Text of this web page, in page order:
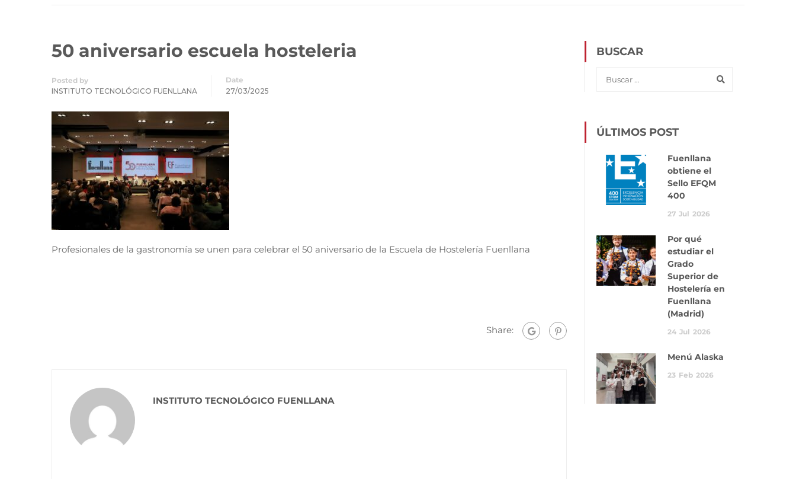
50 aniversario escuela hosteleria
Posted by
INSTITUTO TECNOLÓGICO FUENLLANA
Date
27/03/2025
Profesionales de la gastronomía se unen para celebrar el 50 aniversario de la Escuela de Hostelería Fuenllana
Share:
INSTITUTO TECNOLÓGICO FUENLLANA
BUSCAR
ÚLTIMOS POST
Fuenllana
obtiene el
Sello EFQM
400
27 Jul 2026
Por qué
estudiar el
Grado
Superior de
Hostelería en
Fuenllana
(Madrid)
24 Jul 2026
Menú Alaska
23 Feb 2026